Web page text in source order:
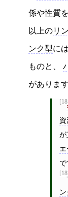
係や性質
以上のリ
ンク型には
ものと、
があります
が
エ
で
ン